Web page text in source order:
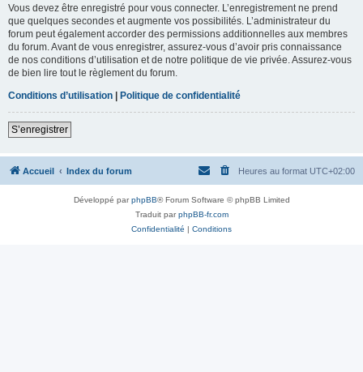
Vous devez être enregistré pour vous connecter. L’enregistrement ne prend
que quelques secondes et augmente vos possibilités. L’administrateur du
forum peut également accorder des permissions additionnelles aux membres
du forum. Avant de vous enregistrer, assurez-vous d’avoir pris connaissance
de nos conditions d’utilisation et de notre politique de vie privée. Assurez-vous
de bien lire tout le règlement du forum.
Conditions d’utilisation | Politique de confidentialité
S’enregistrer
Accueil Index du forum Heures au format UTC+02:00
Développé parphpBB® Forum Software © phpBB Limited
Traduit parphpBB-fr.com
Confidentialité | Conditions